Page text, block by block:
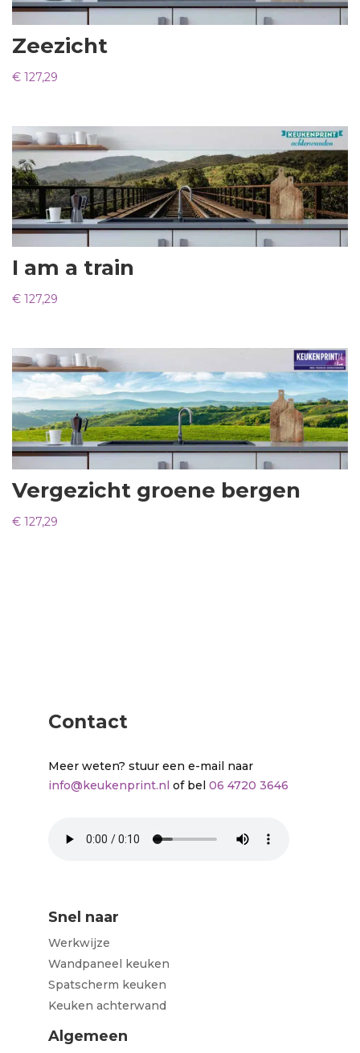
Zeezicht
€ 127,29
I am a train
€ 127,29
Vergezicht groene bergen
€ 127,29
Contact
Meer weten? stuur een e-mail naar
info@keukenprint.nl of bel 06 4720 3646
Snel naar
Werkwijze
Wandpaneel keuken
Spatscherm keuken
Keuken achterwand
Algemeen